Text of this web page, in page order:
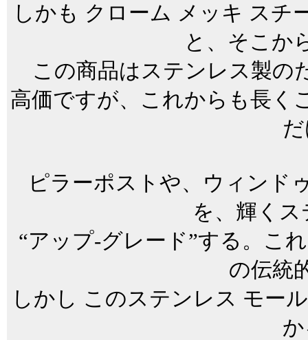
しかも クローム メッキ スチ
と、そこか
この商品はステンレス製の
高価ですが、これからも長く
ピラーポストや、ウィンド
を、輝く
“アップ-グレード”する。こ
の伝統
しかし このステンレス モー